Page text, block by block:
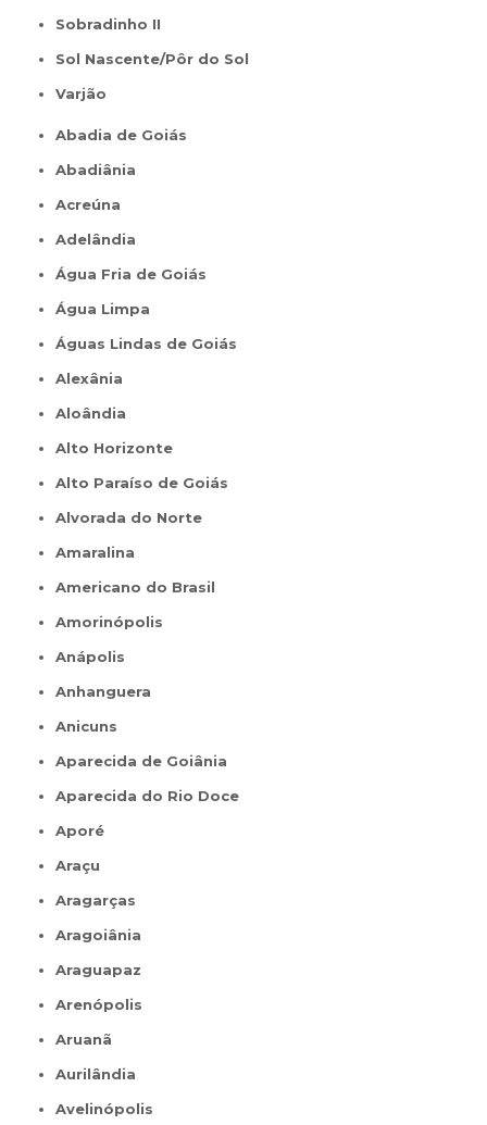
Sobradinho II
Sol Nascente/Pôr do Sol
Varjão
Abadia de Goiás
Abadiânia
Acreúna
Adelândia
Água Fria de Goiás
Água Limpa
Águas Lindas de Goiás
Alexânia
Aloândia
Alto Horizonte
Alto Paraíso de Goiás
Alvorada do Norte
Amaralina
Americano do Brasil
Amorinópolis
Anápolis
Anhanguera
Anicuns
Aparecida de Goiânia
Aparecida do Rio Doce
Aporé
Araçu
Aragarças
Aragoiânia
Araguapaz
Arenópolis
Aruanã
Aurilândia
Avelinópolis